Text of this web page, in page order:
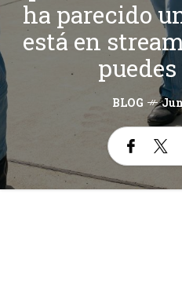
ha parecido
está en
BLOG